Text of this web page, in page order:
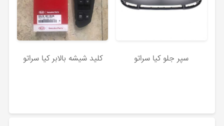
سپر جلو کیا سراتو کلید شیشه بالابر کیا سراتو